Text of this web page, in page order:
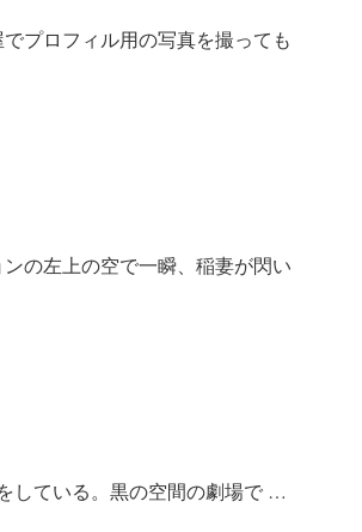
プロフィル用の写真を撮っても
の左上の空で一瞬、稲妻が閃い
している。黒の空間の劇場で …